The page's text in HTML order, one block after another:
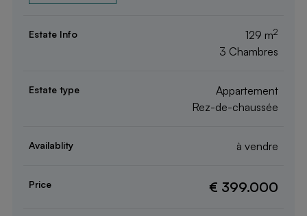
129 m2
3 Chambres
Appartement
Rez-de-chaussée
à vendre
€ 399.000